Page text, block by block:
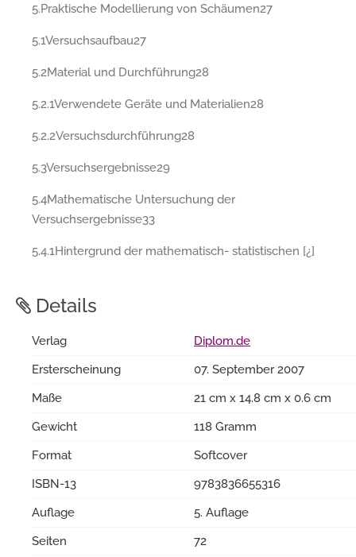
5.Praktische Modellierung von Schäumen27
5.1Versuchsaufbau27
5.2Material und Durchführung28
5.2.1Verwendete Geräte und Materialien28
5.2.2Versuchsdurchführung28
5.3Versuchsergebnisse29
5.4Mathematische Untersuchung der
Versuchsergebnisse33
5.4.1Hintergrund der mathematisch- statistischen [¿]
Details
Verlag
Diplom.de
Ersterscheinung
07. September 2007
Maße
21 cm x 14.8 cm x 0.6 cm
Gewicht
118 Gramm
Format
Softcover
ISBN-13
9783836655316
Auflage
5. Auflage
Seiten
72